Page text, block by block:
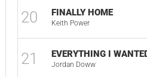
20 FINALLY HOME
Keith Power
21 EVERYTHING I
Jordan Doww